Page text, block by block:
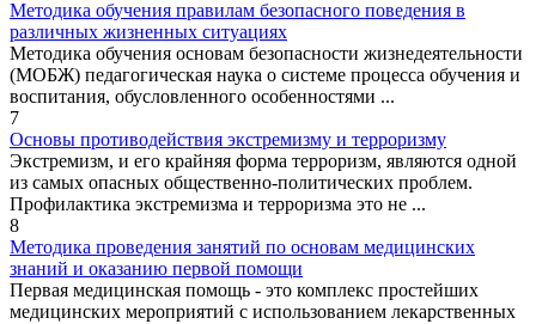
Методика обучения правилам безопасного поведения в
различных жизненных ситуациях
Методика обучения основам безопасности жизнедеятельности
(МОБЖ) педагогическая наука о системе процесса обучения и
воспитания, обусловленного особенностями ...
7
Основы противодействия экстремизму и терроризму
Экстремизм, и его крайняя форма терроризм, являются одной
из самых опасных общественно-политических проблем.
Профилактика экстремизма и терроризма это не ...
8
Методика проведения занятий по основам медицинских
знаний и оказанию первой помощи
Первая медицинская помощь - это комплекс простейших
медицинских мероприятий с использованием лекарственных